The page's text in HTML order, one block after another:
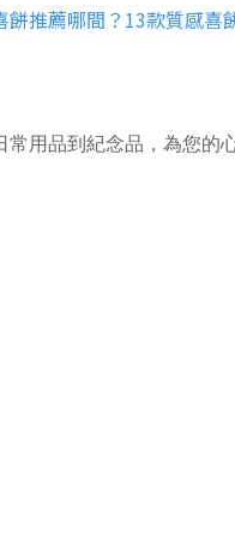
餅推薦哪間？13款質感喜
用品到紀念品，為您的